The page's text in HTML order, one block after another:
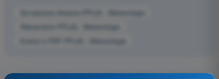
Simulazione d'esame PPL(A) - Meteorologia
Allenamento PPL(A) - Meteorologia
Esame in PDF PPL(A) - Meteorologia